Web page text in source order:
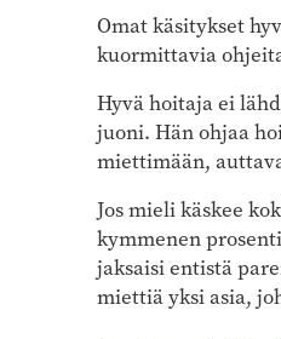
Omat käsitykset
kuormittavia
Hyvä hoitaja ei
juoni. Hän ohjaa
miettimään,
Jos mieli käskee
kymmenen
jaksaisi entistä
miettiä yksi asia,